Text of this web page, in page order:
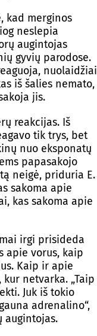
kad merginos
neslepia
augintojas
gyvių parodose.
nuolaidžiai
iš šalies nemato,
jis.
reakcijas. Iš
tik trys, bet
nuo eksponatų
papasakojo
neigė, priduria E.
sakoma apie
kas sakoma apie
irgi prisideda
apie vorus, kaip
Kaip ir apie
netvarka. „Taip
Juk iš tokio
adrenalino“,
augintojas.